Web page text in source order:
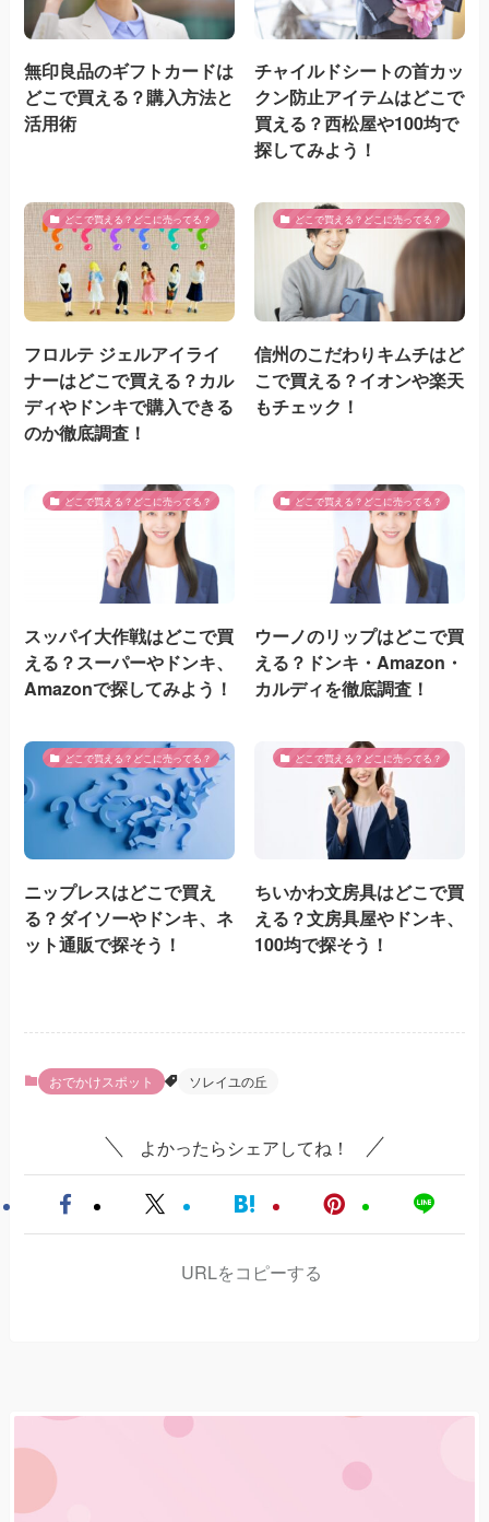
無印良品のギフトカードは
どこで買える？購入方法と
活用術
チャイルドシートの首カッ
クン防止アイテムはどこで
買える？西松屋や100均で
探してみよう！
どこで買える？どこに売ってる？
フロルテ ジェルアイライ
ナーはどこで買える？カル
ディやドンキで購入できる
のか徹底調査！
どこで買える？どこに売ってる？
信州のこだわりキムチはど
こで買える？イオンや楽天
もチェック！
どこで買える？どこに売ってる？
スッパイ大作戦はどこで買
える？スーパーやドンキ、
Amazonで探してみよう！
どこで買える？どこに売ってる？
ウーノのリップはどこで買
える？ドンキ・Amazon・
カルディを徹底調査！
どこで買える？どこに売ってる？
ニップレスはどこで買え
る？ダイソーやドンキ、ネ
ット通販で探そう！
どこで買える？どこに売ってる？
ちいかわ文房具はどこで買
える？文房具屋やドンキ、
100均で探そう！
おでかけスポット ソレイユの丘
よかったらシェアしてね！
URLをコピーする